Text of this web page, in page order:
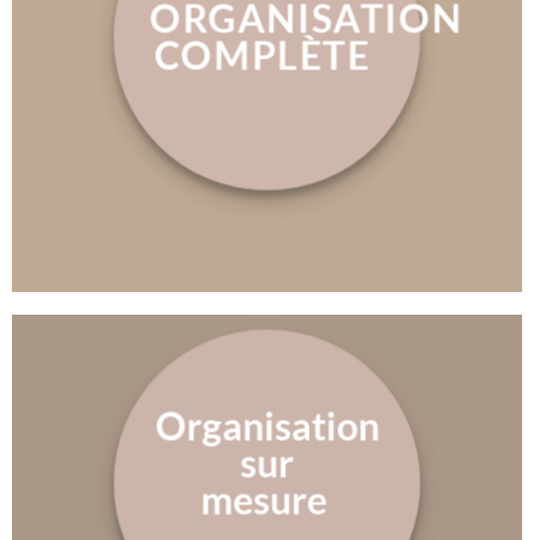
ORGANISATION
COMPLÈTE
Organisation
sur
mesure